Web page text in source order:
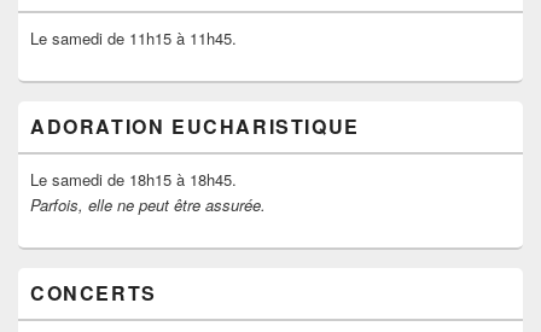
Le samedi de 11h15 à 11h45.
ADORATION EUCHARISTIQUE
Le samedi de 18h15 à 18h45.
Parfois, elle ne peut être assurée.
CONCERTS